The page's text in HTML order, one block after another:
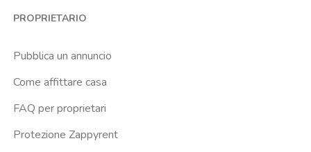
PROPRIETARIO
Pubblica un annuncio
Come affittare casa
FAQ per proprietari
Protezione Zappyrent